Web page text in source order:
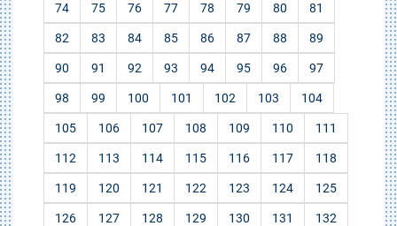
74 75 76 77 78 79 80 81
82 83 84 85 86 87 88 89
90 91 92 93 94 95 96 97
98 99 100 101 102 103 104
105 106 107 108 109 110 111
112 113 114 115 116 117 118
119 120 121 122 123 124 125
126 127 128 129 130 131 132